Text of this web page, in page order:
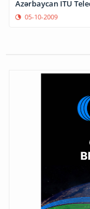
Azərbaycan ITU
05-10-2009